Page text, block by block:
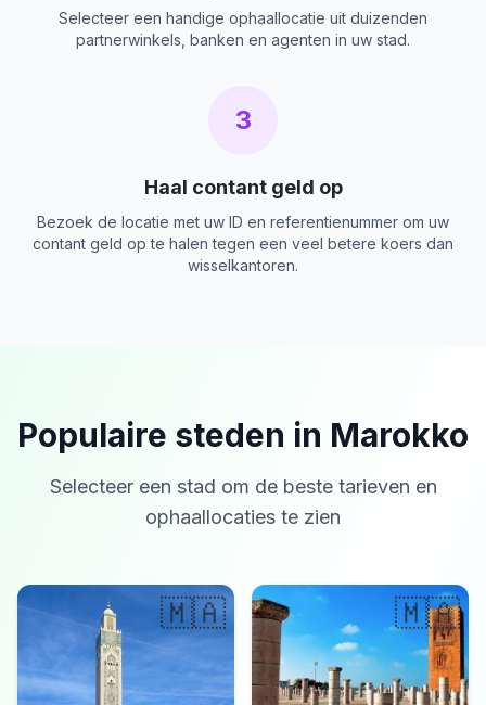
Selecteer een handige ophaallocatie uit duizenden
partnerwinkels, banken en agenten in uw stad.
3
Haal contant geld op
Bezoek de locatie met uw ID en referentienummer om uw
contant geld op te halen tegen een veel betere koers dan
wisselkantoren.
Populaire steden in Marokko
Selecteer een stad om de beste tarieven en
ophaallocaties te zien
🇲🇦 🇲🇦